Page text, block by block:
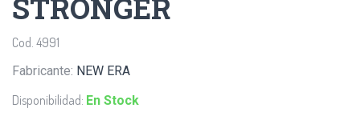
STRONGER
Cod. 4991
Fabricante: NEW ERA
Disponibilidad: En Stock